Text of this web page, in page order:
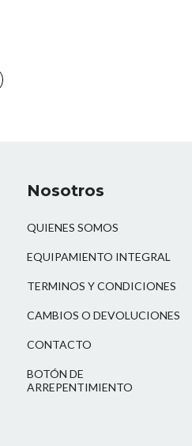
Nosotros
QUIENES SOMOS
EQUIPAMIENTO INTEGRAL
TERMINOS Y CONDICIONES
CAMBIOS O DEVOLUCIONES
CONTACTO
BOTÓN DE
ARREPENTIMIENTO